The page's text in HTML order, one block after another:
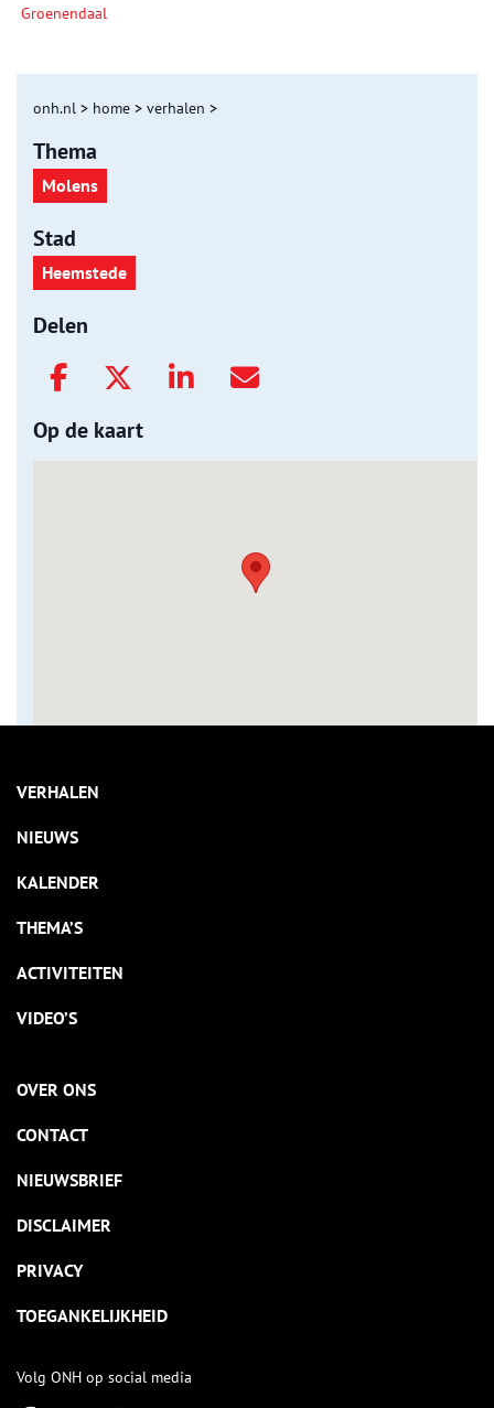
Groenendaal
onh.nl > home > verhalen >
Thema
Molens
Stad
Heemstede
Delen
Op de kaart
VERHALEN
NIEUWS
KALENDER
THEMA’S
ACTIVITEITEN
VIDEO’S
OVER ONS
CONTACT
NIEUWSBRIEF
DISCLAIMER
PRIVACY
TOEGANKELIJKHEID
Volg ONH op social media